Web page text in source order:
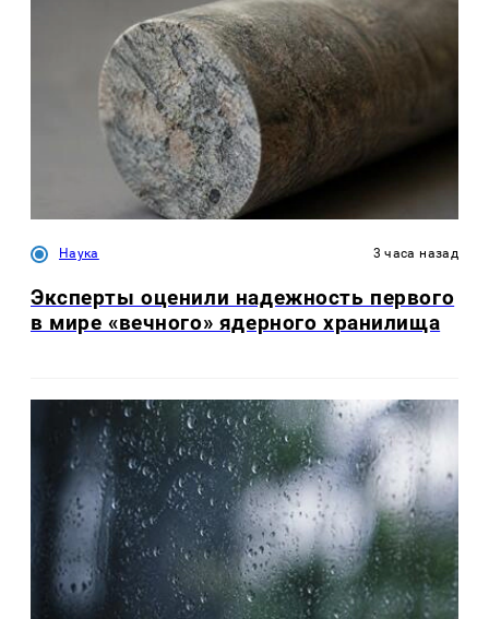
Наука 3 часа назад
Эксперты оценили надежность первого
в мире «вечного» ядерного хранилища